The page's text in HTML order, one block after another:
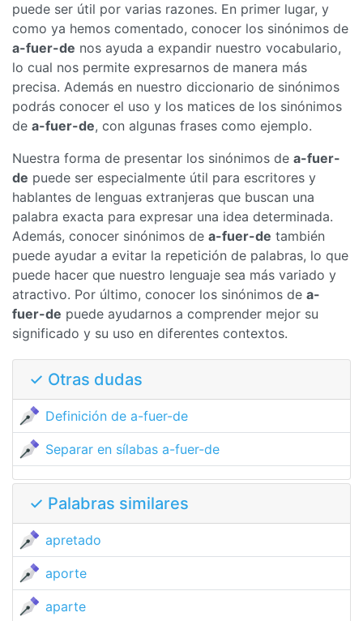
puede ser útil por varias razones. En primer lugar, y
como ya hemos comentado, conocer los sinónimos de
a-fuer-de nos ayuda a expandir nuestro vocabulario,
lo cual nos permite expresarnos de manera más
precisa. Además en nuestro diccionario de sinónimos
podrás conocer el uso y los matices de los sinónimos
de a-fuer-de, con algunas frases como ejemplo.
Nuestra forma de presentar los sinónimos de a-fuer-
de puede ser especialmente útil para escritores y
hablantes de lenguas extranjeras que buscan una
palabra exacta para expresar una idea determinada.
Además, conocer sinónimos de a-fuer-de también
puede ayudar a evitar la repetición de palabras, lo que
puede hacer que nuestro lenguaje sea más variado y
atractivo. Por último, conocer los sinónimos de a-
fuer-de puede ayudarnos a comprender mejor su
significado y su uso en diferentes contextos.
✓ Otras dudas
Definición de a-fuer-de
Separar en sílabas a-fuer-de
✓ Palabras similares
apretado
aporte
aparte